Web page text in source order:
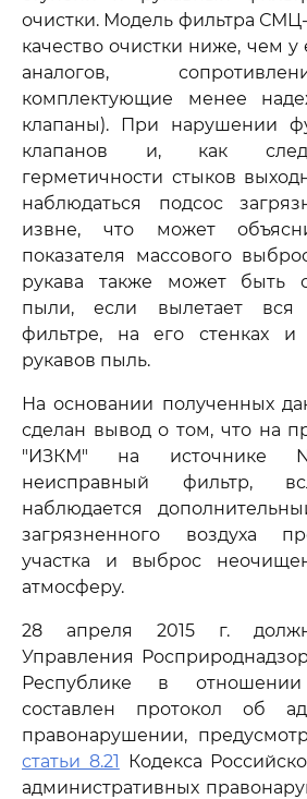
очистки. Модель фильтра
качество очистки ниже, чем
аналогов,
комплектующие менее
клапаны). При нарушении
клапанов и, как
герметичности стыков
наблюдаться подсос
извне, что может
показателя массового
рукава также может быть
пыли, если вылетает вся
фильтре, на его стенках и
рукавов пыль.
На основании полученных
сделан вывод о том, что на
"ИЗКМ" на источнике
неисправный фильтр,
наблюдается
загрязненного воздуха
участка и выброс
атмосферу.
28 апреля 2015 г.
Управления
Республике в
составлен протокол об
правонарушении,
статьи 8.21 Кодекса
административных